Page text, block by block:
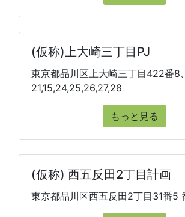
(仮称)上大崎三丁目PJ
東京都品川区上大崎三丁目422番8
21,15,24,25,26,27,28
もっと見る
(仮称) 西五反田2丁目計画
東京都品川区西五反田2丁目31番5